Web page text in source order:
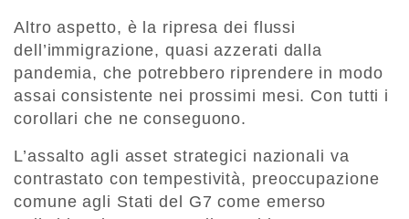
Altro aspetto, è la ripresa dei flussi
dell’immigrazione, quasi azzerati dalla
pandemia, che potrebbero riprendere in modo
assai consistente nei prossimi mesi. Con tutti i
corollari che ne conseguono.
L’assalto agli asset strategici nazionali va
contrastato con tempestività, preoccupazione
comune agli Stati del G7 come emerso